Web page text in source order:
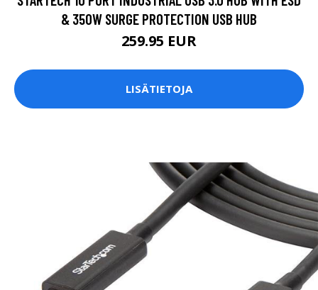
& 350W SURGE PROTECTION USB HUB
259.95 EUR
LISÄTIETOJA